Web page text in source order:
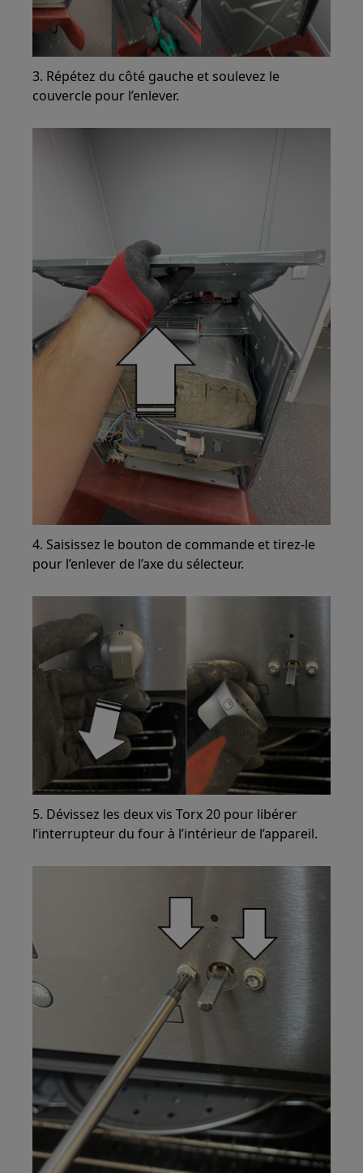
3. Répétez du côté gauche et soulevez le
couvercle pour l’enlever.
4. Saisissez le bouton de commande et tirez-le
pour l’enlever de l’axe du sélecteur.
5. Dévissez les deux vis Torx 20 pour libérer
l’interrupteur du four à l’intérieur de l’appareil.